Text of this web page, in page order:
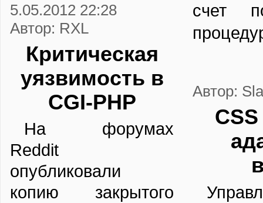
5.05.2012 22:28
Автор: RXL
Критическая
уязвимость в
CGI-PHP
На форумах
Reddit
опубликовали
копию закрытого
счет
Автор: Sla